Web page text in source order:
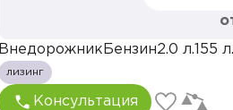
Внедорожник Бензин2.0 л. 155
лизинг
Консультация